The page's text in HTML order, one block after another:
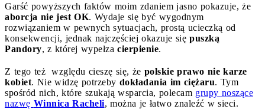
Garść powyższych faktów moim zdaniem jasno pokazuje, że
aborcja nie jest OK. Wydaje się być wygodnym
rozwiązaniem w pewnych sytuacjach, prostą ucieczką od
konsekwencji, jednak najczęściej okazuje się puszką
Pandory, z której wypełza cierpienie.
Z tego też względu cieszę się, że polskie prawo nie karze
kobiet. Nie widzę potrzeby dokładania im ciężaru. Tym
spośród nich, które szukają wsparcia, polecam grupy noszące
nazwę Winnica Racheli, można je łatwo znaleźć w sieci.